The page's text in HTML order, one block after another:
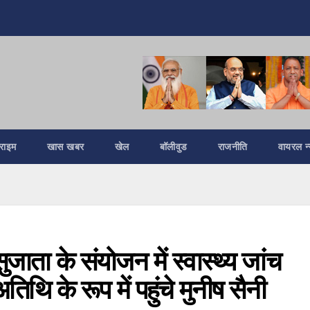
खास खबर खेल बॉलीवुड राजनीति वायरल
सुजाता के संयोजन में स्वास्थ्य जांच
के रूप में पहुंचे मुनीष सैनी